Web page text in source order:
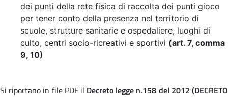
dei punti della rete fisica di raccolta dei punti gioco
per tener conto della presenza nel territorio di
scuole, strutture sanitarie e ospedaliere, luoghi di
culto, centri socio-ricreativi e sportivi (art. 7, comma
9, 10)
Si riportano in file PDF il Decreto legge n.158 del 2012 (DECRETO